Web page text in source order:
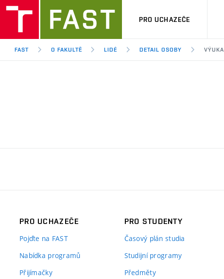
PRO UCHAZEČE
FAST O FAKULTĚ LIDÉ DETAIL OSOBY VÝUKA
PRO UCHAZEČE
Pojďte na FAST
Nabídka programů
Přijímačky
PRO STUDENTY
Časový plán studia
Studijní programy
Předměty